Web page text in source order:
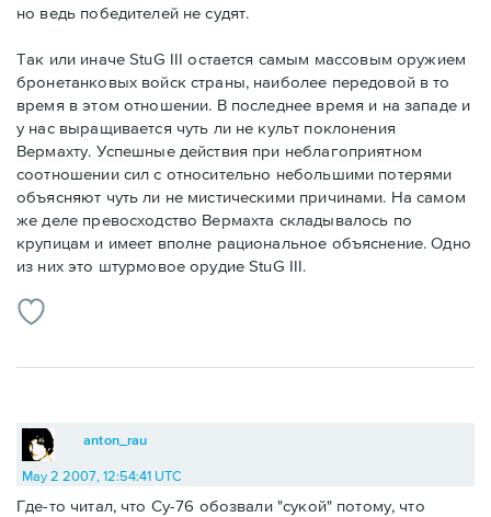
но ведь победителей не судят.
Так или иначе StuG III остается самым массовым оружием
бронетанковых войск страны, наиболее передовой в то
время в этом отношении. В последнее время и на западе и
у нас выращивается чуть ли не культ поклонения
Вермахту. Успешные действия при неблагоприятном
соотношении сил с относительно небольшими потерями
объясняют чуть ли не мистическими причинами. На самом
же деле превосходство Вермахта складывалось по
крупицам и имеет вполне рациональное объяснение. Одно
из них это штурмовое орудие StuG III.
anton_rau
May 2 2007, 12:54:41 UTC
Где-то читал, что Су-76 обозвали "сукой" потому, что